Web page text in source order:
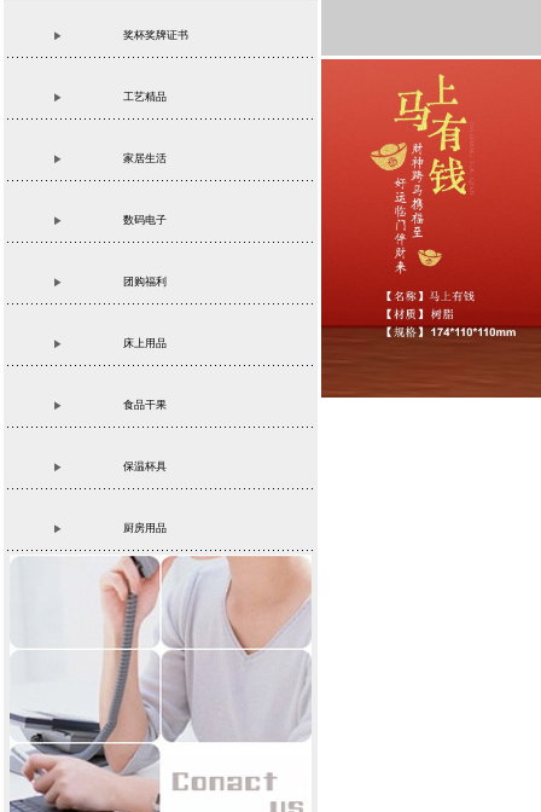
奖杯奖牌证书
工艺精品
家居生活
数码电子
团购福利
床上用品
食品干果
保温杯具
厨房用品